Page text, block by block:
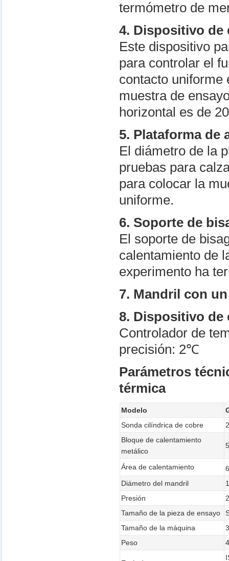
termómetro de
4. Dispositivo de
Este dispositivo
para controlar el
contacto uniforme
muestra de
horizontal es de
5. Plataforma de
El diámetro de la
pruebas para
para colocar la
uniforme.
6. Soporte de
El soporte de
calentamiento de
experimento ha
7. Mandril con
8. Dispositivo de
Controlador de
precisión: 2℃
Parámetros
térmica
Modelo
Sonda cilíndrica de cobre
Bloque de calentamiento
metálico
Área de calentamiento
Diámetro del mandril
Presión
Tamaño de la pieza de ensayo
Tamaño de la máquina
Peso